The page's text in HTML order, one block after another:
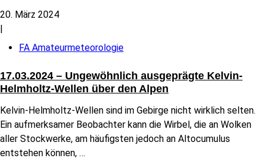
20. März 2024
|
FA Amateurmeteorologie
17.03.2024 – Ungewöhnlich ausgeprägte Kelvin-
Helmholtz-Wellen über den Alpen
Kelvin-Helmholtz-Wellen sind im Gebirge nicht wirklich selten.
Ein aufmerksamer Beobachter kann die Wirbel, die an Wolken
aller Stockwerke, am häufigsten jedoch an Altocumulus
entstehen können, …